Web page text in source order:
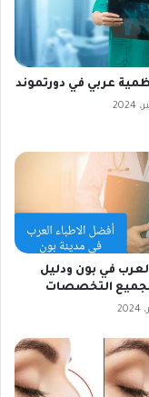
عربي في دورتموند
في بون ودليل
بجميع التخصصات